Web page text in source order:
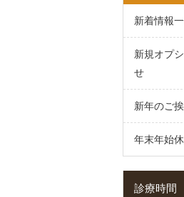
新着情報
新規オプ
せ
新年のご
年末年始
診療時間